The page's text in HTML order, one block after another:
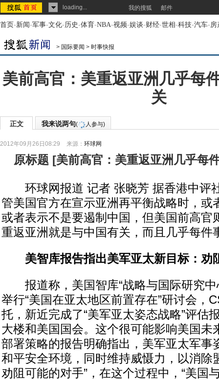
loading... 我的搜狐 邮件
首页-新闻-军事-文化-历史-体育-NBA-视频-娱谈-财经-世相-科技-汽车-房
> 国际要闻 > 时事快报
美前高官：美重返亚洲几乎每
关
正文 我来说两句( 人参与)
2012年09月26日08:29 来源： 环球网
原标题 [美前高官：美重返亚洲几乎每
环球网报道 记者 张晓芳 据香港中评
管美国官方在宣示亚洲再平衡战略时，或
或者表示不是要遏制中国，但美国前高官
重返亚洲就是与中国有关，而且几乎每件
美智库报告指出美军亚太新目标：劝
报道称，美国智库“战略与国际研究中
举行“美国在亚太地区前置存在”研讨会，
托，新近完成了“美军亚太姿态战略”评估
大楼和美国国会。这个很可能影响美国未
部署策略的报告明确指出，美军亚太军事
和平安全环境，同时维持威慑力，以消除
劝阻可能的对手”，在这个过程中，“美国